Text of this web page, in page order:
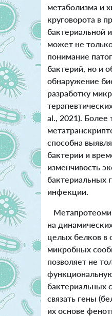
метаболизма и
круговорота в
бактериальной
может не
понимание
бактерий, но и
обнаружение
разработку
al., 2021). Более
способна
бактерии и
изменчивость
бактериальных
инфекции.
на
целых белков в
микробных
позволяет не
бактериальных
связать гены
их основе